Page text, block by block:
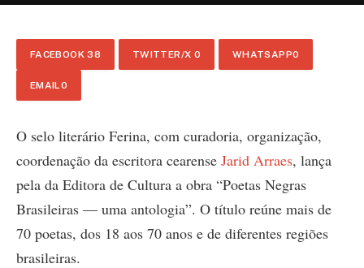
FACEBOOK38 TWITTER/X 0 WHATSAPP0
EMAIL0
O selo literário Ferina, com curadoria, organização,
coordenação da escritora cearense Jarid Arraes, lança
pela da Editora de Cultura a obra “Poetas Negras
Brasileiras — uma antologia”. O título reúne mais de
70 poetas, dos 18 aos 70 anos e de diferentes regiões
brasileiras.